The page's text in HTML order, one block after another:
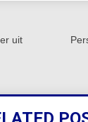
uit